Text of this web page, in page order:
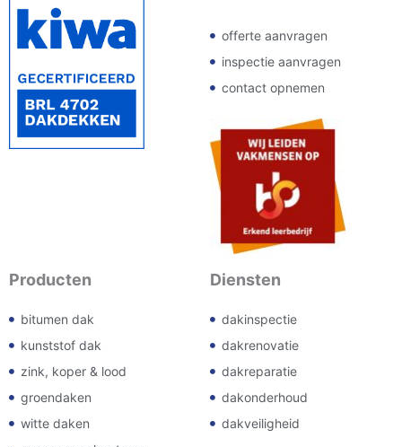
offerte aanvragen
inspectie aanvragen
contact opnemen
Producten
bitumen dak
kunststof dak
zink, koper & lood
groendaken
witte daken
Diensten
dakinspectie
dakrenovatie
dakreparatie
dakonderhoud
dakveiligheid